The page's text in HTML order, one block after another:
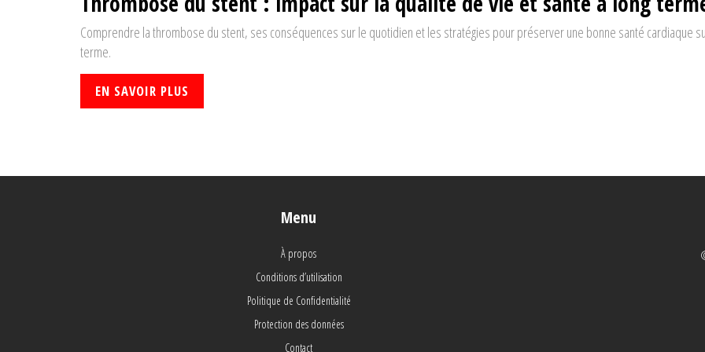
Comprendre la thrombose du stent, ses conséquences sur le quotidien et les stratégies pour préserver une bonne santé cardiaque
terme.
EN SAVOIR PLUS
Menu
À propos
Conditions d’utilisation
Politique de Confidentialité
Protection des données
Contact